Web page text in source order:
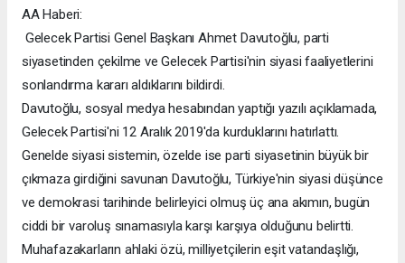
AA Haberi:
Gelecek Partisi Genel Başkanı Ahmet Davutoğlu, parti
siyasetinden çekilme ve Gelecek Partisi'nin siyasi faaliyetlerini
sonlandırma kararı aldıklarını bildirdi.
Davutoğlu, sosyal medya hesabından yaptığı yazılı açıklamada,
Gelecek Partisi'ni 12 Aralık 2019'da kurduklarını hatırlattı.
Genelde siyasi sistemin, özelde ise parti siyasetinin büyük bir
çıkmaza girdiğini savunan Davutoğlu, Türkiye'nin siyasi düşünce
ve demokrasi tarihinde belirleyici olmuş üç ana akımın, bugün
ciddi bir varoluş sınamasıyla karşı karşıya olduğunu belirtti.
Muhafazakarların ahlaki özü, milliyetçilerin eşit vatandaşlığı,